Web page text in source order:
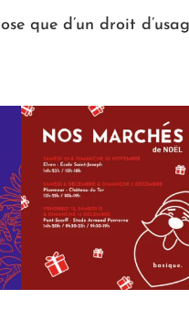
que d’un droit